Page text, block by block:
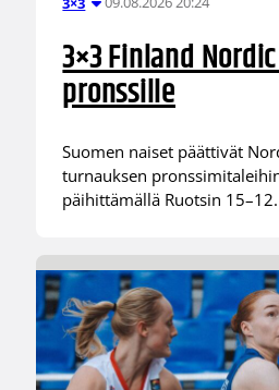
3×3 Finland
pronssille
Suomen naiset päättivät
turnauksen
päihittämällä Ruotsin 15–12.